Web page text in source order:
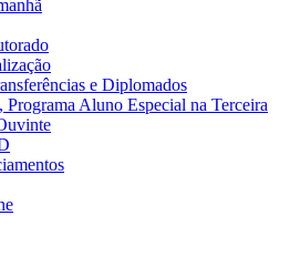
e Diplomados
Aluno Especial na Terceira